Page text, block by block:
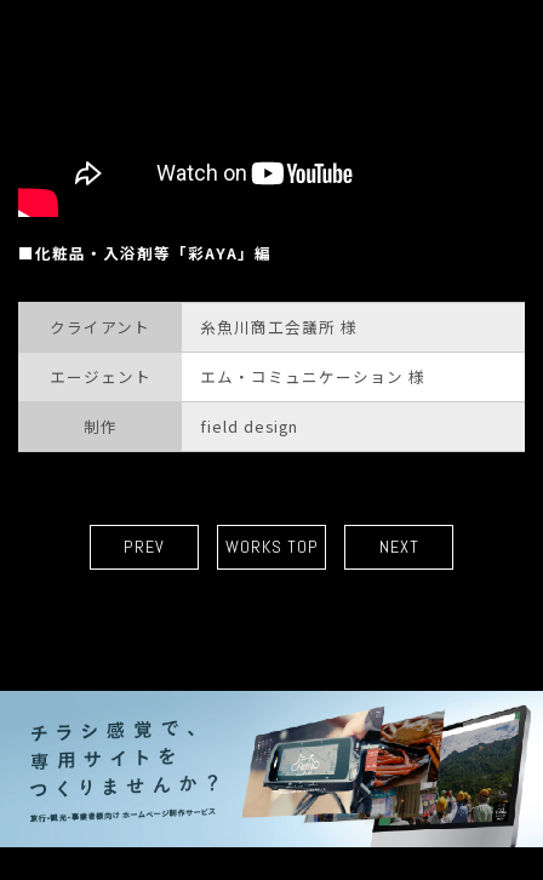
■化粧品・入浴剤等「彩AYA」編
クライアント 糸魚川商工会議所 様
エージェント エム・コミュニケーション 様
制作 field design
PREV WORKS TOP NEXT